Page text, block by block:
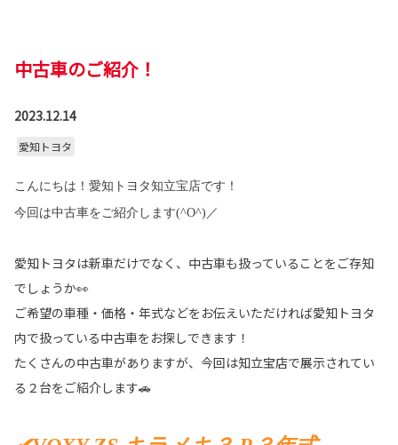
中古車のご紹介！
2023.12.14
愛知トヨタ
こんにちは！愛知トヨタ知立宝店です！
今回は中古車をご紹介します(^O^)／
愛知トヨタは新車だけでなく、中古車も扱っていることをご存知
でしょうか👀
ご希望の車種・価格・年式などをお伝えいただければ愛知トヨタ
内で扱っている中古車をお探しできます！
たくさんの中古車がありますが、今回は知立宝店で展示されてい
る２台をご紹介します🚗